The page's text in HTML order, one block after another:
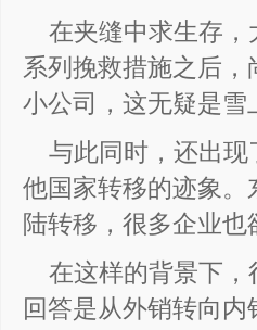
在夹缝中求生存
系列挽救措施之后
小公司，这无疑是
与此同时，还出
他国家转移的迹象
陆转移，很多企业也
在这样的背景下，
回答是从外销转向